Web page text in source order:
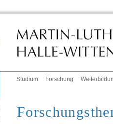
Studium Forschung